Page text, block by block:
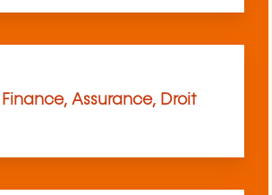
Finance, Assurance, Droit